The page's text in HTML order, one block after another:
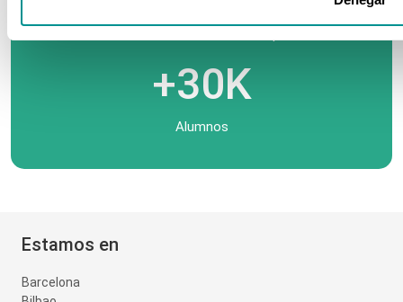
+30K
Alumnos
Estamos en
Barcelona